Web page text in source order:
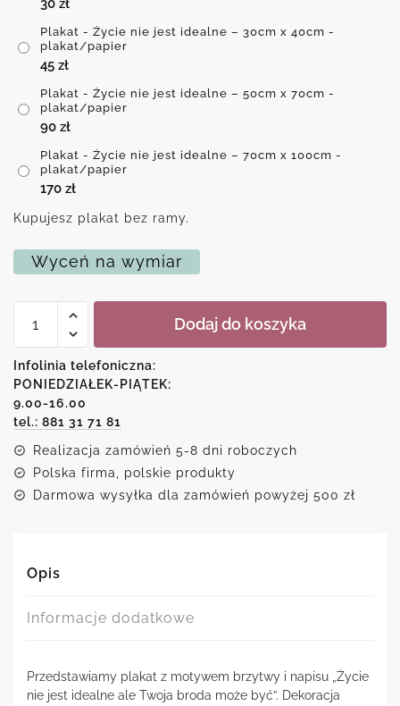
30 zł
Plakat - Życie nie jest idealne – 30cm x 40cm -
plakat/papier
45 zł
Plakat - Życie nie jest idealne – 50cm x 70cm -
plakat/papier
90 zł
Plakat - Życie nie jest idealne – 70cm x 100cm -
plakat/papier
170 zł
Kupujesz plakat bez ramy.
Wyceń na wymiar
Plakat
nie
jest
idealne
Dodaj do koszyka
Infolinia telefoniczna:
PONIEDZIAŁEK-PIĄTEK:
9.00-16.00
tel.: 881 31 71 81
Realizacja zamówień 5-8 dni roboczych
Polska firma, polskie produkty
Darmowa wysyłka dla zamówień powyżej 500 zł
Opis
Informacje dodatkowe
Przedstawiamy plakat z motywem brzytwy i napisu „Życie
nie jest idealne ale Twoja broda może być”. Dekoracja